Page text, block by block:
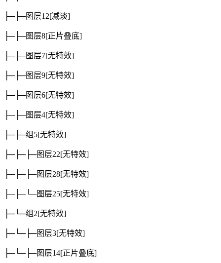
├─├─图层12[减淡]
├─├─图层8[正片叠底]
├─├─图层7[无特效]
├─├─图层9[无特效]
├─├─图层6[无特效]
├─├─图层4[无特效]
├─├─组5[无特效]
├─├─├─图层22[无特效]
├─├─├─图层28[无特效]
├─├─└─图层25[无特效]
├─└─组2[无特效]
├─└─├─图层3[无特效]
├─└─├─图层14[正片叠底]